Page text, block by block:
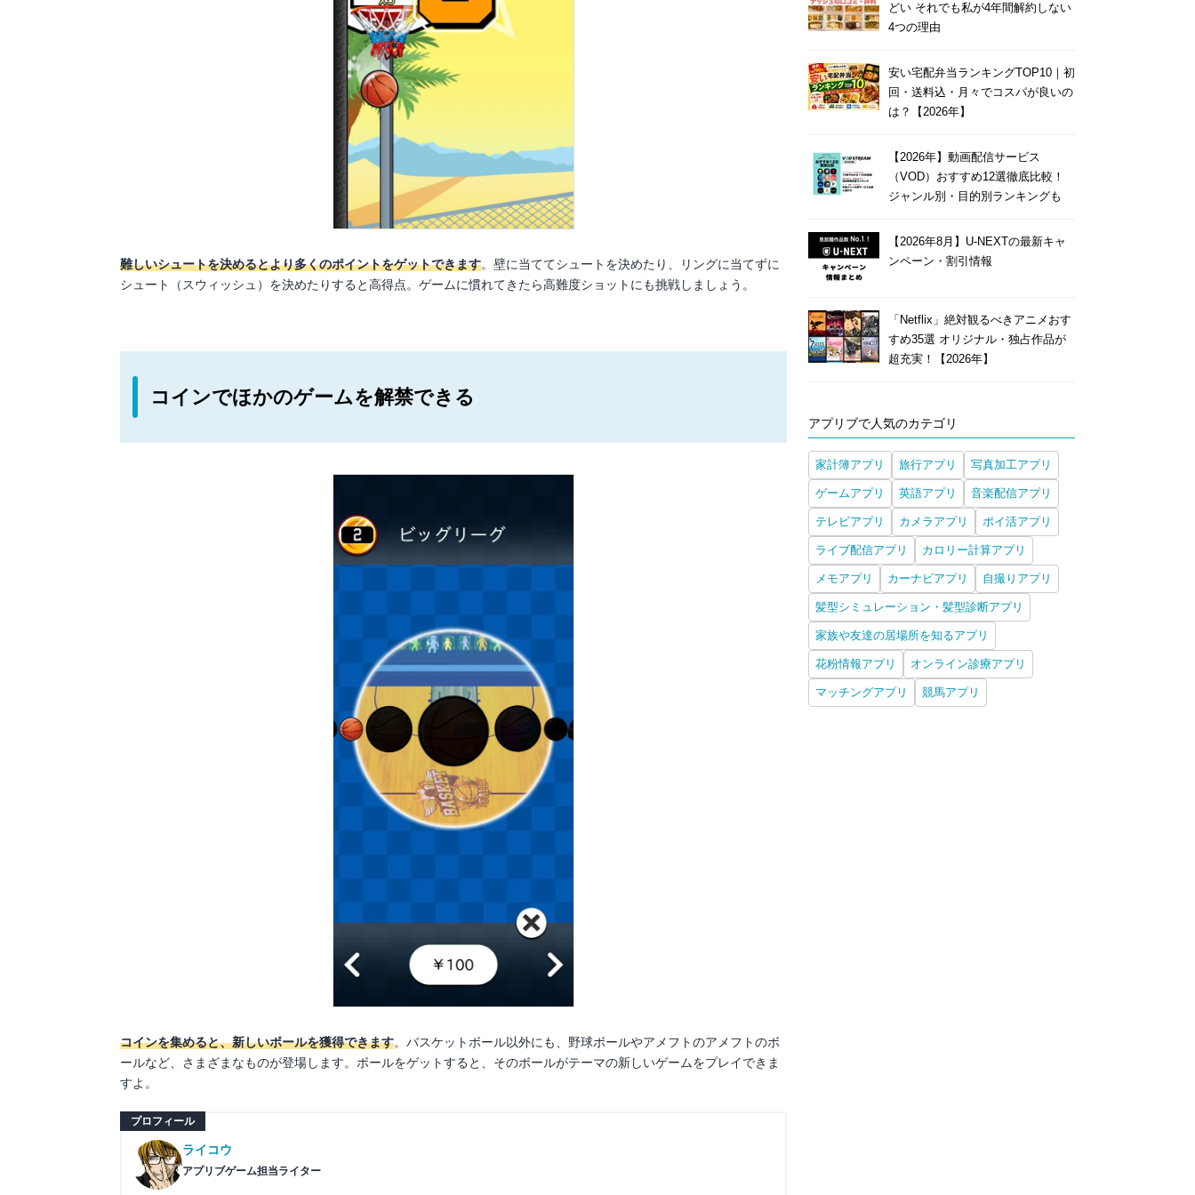
難しいシュートを決めるとより多くのポイントをゲットできます。壁に当ててシュートを決めたり、リングに当てずに
シュート（スウィッシュ）を決めたりすると高得点。ゲームに慣れてきたら高難度ショットにも挑戦しましょう。
コインでほかのゲームを解禁できる
コインを集めると、新しいボールを獲得できます。バスケットボール以外にも、野球ボールやアメフトのアメフトのボ
ールなど、さまざまなものが登場します。ボールをゲットすると、そのボールがテーマの新しいゲームをプレイできま
すよ。
プロフィール
ライコウ
アプリブゲーム担当ライター
どい それでも私が4年間解約しない
4つの理由
安い宅配弁当ランキングTOP10｜初
回・送料込・月々でコスパが良いの
は？【2026年】
【2026年】動画配信サービス
（VOD）おすすめ12選徹底比較！
ジャンル別・目的別ランキングも
【2026年8月】U-NEXTの最新キャ
ンペーン・割引情報
「Netflix」絶対観るべきアニメおす
すめ35選 オリジナル・独占作品が
超充実！【2026年】
アプリブで人気のカテゴリ
家計簿アプリ 旅行アプリ 写真加工アプリ
ゲームアプリ 英語アプリ 音楽配信アプリ
テレビアプリ カメラアプリ ポイ活アプリ
ライブ配信アプリ カロリー計算アプリ
メモアプリ カーナビアプリ 自撮りアプリ
髪型シミュレーション・髪型診断アプリ
家族や友達の居場所を知るアプリ
花粉情報アプリ オンライン診療アプリ
マッチングアプリ 競馬アプリ